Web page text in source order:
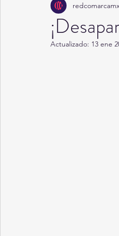
Deportes Salud
Round Cero
redcomarcamx
Actualizado: 13 ene